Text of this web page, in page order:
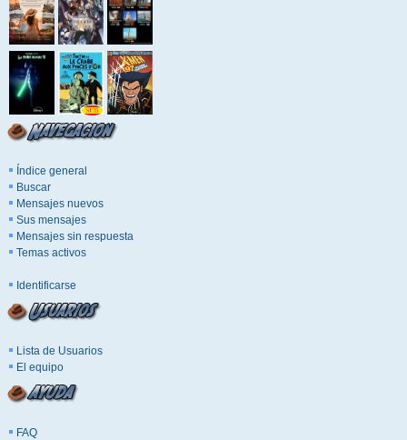
Índice general
Buscar
Mensajes nuevos
Sus mensajes
Mensajes sin respuesta
Temas activos
Identificarse
Lista de Usuarios
El equipo
FAQ